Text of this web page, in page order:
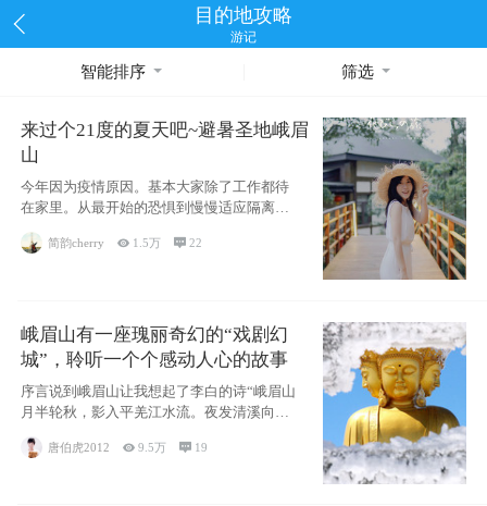
目的地攻略
游记
智能排序 筛选
来过个21度的夏天吧~避暑圣地峨眉
山
今年因为疫情原因。基本大家除了工作都待
在家里。从最开始的恐惧到慢慢适应隔离的
生活~看
简韵cherry  1.5万 22
峨眉山有一座瑰丽奇幻的“戏剧幻
城”，聆听一个个感动人心的故事
序言说到峨眉山让我想起了李白的诗“峨眉山
月半轮秋，影入平羌江水流。夜发清溪向三
唐伯虎2012 9.5万  19